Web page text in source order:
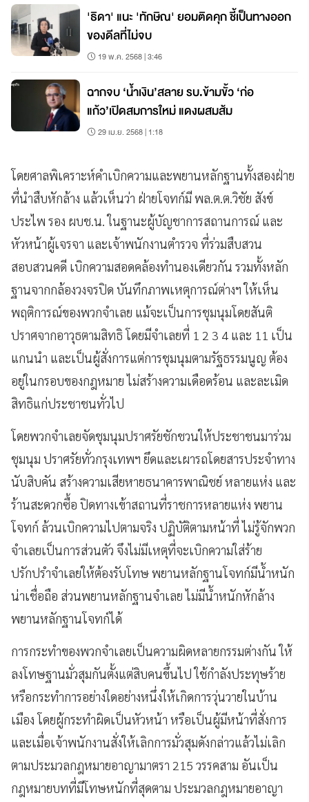
'ธิดา' แนะ 'ทักษิณ' ยอมติดคุก ชี้เป็นทางออก
ของดีลที่ไม่จบ
19 พ.ค. 2568 | 3:46
ฉากจบ ‘น้ำเงิน’สลาย รบ.ข้ามขั้ว ‘ก่อ
แก้ว’เปิดสมการใหม่ แดงผสมส้ม
29 เม.ย. 2568 | 1:18
โดยศาลพิเคราะห์คำเบิกความและพยานหลักฐานทั้งสองฝ่าย
ที่นำสืบหักล้าง แล้วเห็นว่า ฝ่ายโจทก์มี พล.ต.ต.วิชัย สังข์
ประไพ รอง ผบช.น. ในฐานะผู้บัญชาการสถานการณ์ และ
หัวหน้าผู้เจรจา และเจ้าพนักงานตำรวจ ที่ร่วมสืบสวน
สอบสวนคดี เบิกความสอดคล้องทำนองเดียวกัน รวมทั้งหลัก
ฐานจากกล้องวงจรปิด บันทึกภาพเหตุการณ์ต่างฯ ให้เห็น
พฤติการณ์ของพวกจำเลย แม้จะเป็นการชุมนุมโดยสันติ
ปราศจากอาวุธตามสิทธิ โดยมีจำเลยที่ 1 2 3 4 และ 11 เป็น
แกนนำ และเป็นผู้สั่งการแต่การชุมนุมตามรัฐธรรมนูญ ต้อง
อยู่ในกรอบของกฎหมาย ไม่สร้างความเดือดร้อน และละเมิด
สิทธิแก่ประชาชนทั่วไป
โดยพวกจำเลยจัดชุมนุมปราศรัยชักชวนให้ประชาชนมาร่วม
ชุมนุม ปราศรัยทั่วกรุงเทพฯ ยึดและเผารถโดยสารประจำทาง
นับสิบคัน สร้างความเสียหายธนาคารพาณิชย์ หลายแห่ง และ
ร้านสะดวกซื้อ ปิดทางเข้าสถานที่ราชการหลายแห่ง พยาน
โจทก์ ล้วนเบิกความไปตามจริง ปฏิบัติตามหน้าที่ ไม่รู้จักพวก
จำเลยเป็นการส่วนตัว จึงไม่มีเหตุที่จะเบิกความใส่ร้าย
ปรักปรำจำเลยให้ต้องรับโทษ พยานหลักฐานโจทก์มีน้ำหนัก
น่าเชื่อถือ ส่วนพยานหลักฐานจำเลย ไม่มีน้ำหนักหักล้าง
พยานหลักฐานโจทก์ได้
การกระทำของพวกจำเลยเป็นความผิดหลายกรรมต่างกัน ให้
ลงโทษฐานมั่วสุมกันตั้งแต่สิบคนขึ้นไป ใช้กำลังประทุษร้าย
หรือกระทำการอย่างใดอย่างหนึ่งให้เกิดการวุ่นวายในบ้าน
เมือง โดยผู้กระทำผิดเป็นหัวหน้า หรือเป็นผู้มีหน้าที่สั่งการ
และเมื่อเจ้าพนักงานสั่งให้เลิกการมั่วสุมดังกล่าวแล้วไม่เลิก
ตามประมวลกฎหมายอาญามาตรา 215 วรรคสาม อันเป็น
กฎหมายบทที่มีโทษหนักที่สุดตาม ประมวลกฎหมายอาญา